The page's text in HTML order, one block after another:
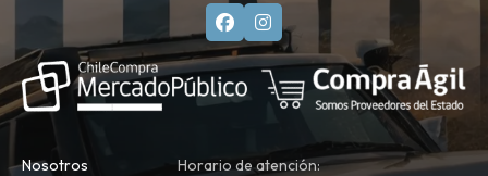
Nosotros
Horario de atención: